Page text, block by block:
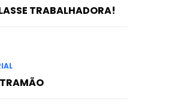
TRABALHADORA!